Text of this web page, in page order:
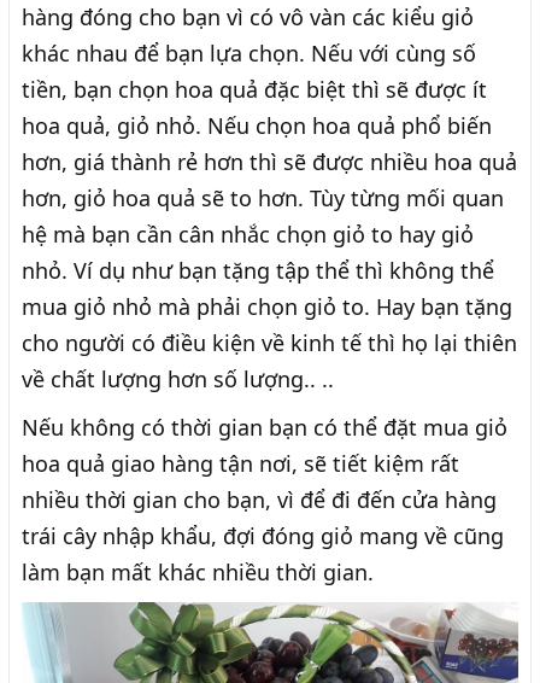
hàng đóng cho bạn vì có vô vàn các kiểu giỏ
khác nhau để bạn lựa chọn. Nếu với cùng số
tiền, bạn chọn hoa quả đặc biệt thì sẽ được ít
hoa quả, giỏ nhỏ. Nếu chọn hoa quả phổ biến
hơn, giá thành rẻ hơn thì sẽ được nhiều hoa quả
hơn, giỏ hoa quả sẽ to hơn. Tùy từng mối quan
hệ mà bạn cần cân nhắc chọn giỏ to hay giỏ
nhỏ. Ví dụ như bạn tặng tập thể thì không thể
mua giỏ nhỏ mà phải chọn giỏ to. Hay bạn tặng
cho người có điều kiện về kinh tế thì họ lại thiên
về chất lượng hơn số lượng.. ..
Nếu không có thời gian bạn có thể đặt mua giỏ
hoa quả giao hàng tận nơi, sẽ tiết kiệm rất
nhiều thời gian cho bạn, vì để đi đến cửa hàng
trái cây nhập khẩu, đợi đóng giỏ mang về cũng
làm bạn mất khác nhiều thời gian.